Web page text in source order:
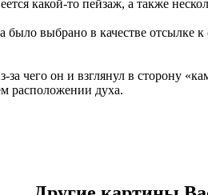
какой-то пейзаж, а также
выбрано в качестве отсылке к
за чего он и взглянул в сторону
расположении духа.